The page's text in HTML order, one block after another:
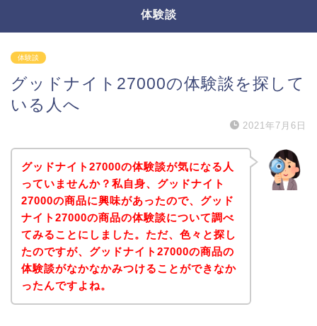
体験談
体験談
グッドナイト27000の体験談を探して
いる人へ
2021年7月6日
グッドナイト27000の体験談が気になる人
っていませんか？私自身、グッドナイト
27000の商品に興味があったので、グッド
ナイト27000の商品の体験談について調べ
てみることにしました。ただ、色々と探し
たのですが、グッドナイト27000の商品の
体験談がなかなかみつけることができなか
ったんですよね。